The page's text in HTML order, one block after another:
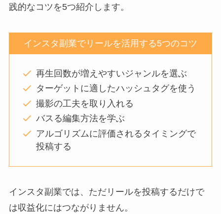
践的なコツを5つ紹介します。
インスタ副業でリールを活用する5つのコツ
再生回数が増えやすいジャンルを選ぶ
ターゲットに適したハッシュタグを使う
撮影の工夫を取り入れる
バスる編集方法を学ぶ
アルゴリズムに評価されるタイミングで
投稿する
インスタ副業では、ただリールを投稿するだけで
は収益化にはつながりません。